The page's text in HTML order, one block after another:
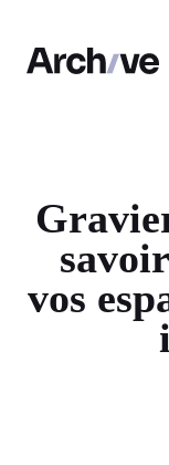
contenu
vos